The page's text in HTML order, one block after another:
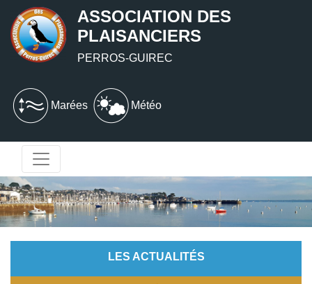
ASSOCIATION DES
PLAISANCIERS
PERROS-GUIREC
Marées Météo
LES ACTUALITÉS